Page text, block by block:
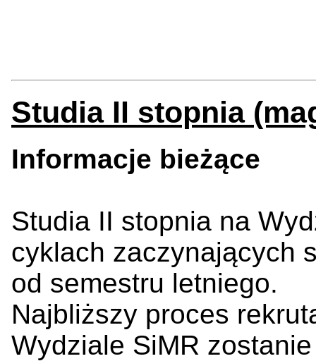
Studia II stopnia
Informacje bieżące
Studia II stopnia na
cyklach zaczynających
od semestru letniego.
Najbliższy proces
Wydziale SiMR